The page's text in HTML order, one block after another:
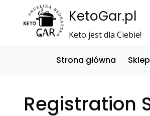
KetoGar.pl
Keto jest dla Ciebie!
Strona główna Sklep
Registration